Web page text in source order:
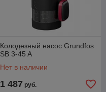
Колодезный насос Grundfos
SB 3-45 A
Нет в наличии
1 487 руб.